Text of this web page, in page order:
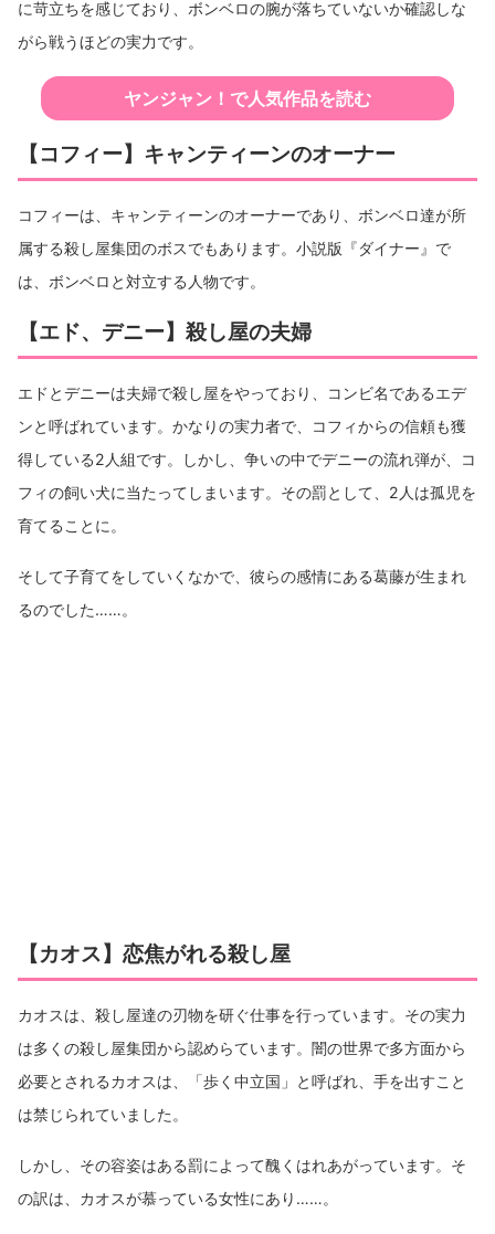
に苛立ちを感じており、ボンベロの腕が落ちていないか確認しな
がら戦うほどの実力です。
ヤンジャン！で人気作品を読む
【コフィー】キャンティーンのオーナー
コフィーは、キャンティーンのオーナーであり、ボンベロ達が所
属する殺し屋集団のボスでもあります。小説版『ダイナー』で
は、ボンベロと対立する人物です。
【エド、デニー】殺し屋の夫婦
エドとデニーは夫婦で殺し屋をやっており、コンビ名であるエデ
ンと呼ばれています。かなりの実力者で、コフィからの信頼も獲
得している2人組です。しかし、争いの中でデニーの流れ弾が、コ
フィの飼い犬に当たってしまいます。その罰として、2人は孤児を
育てることに。
そして子育てをしていくなかで、彼らの感情にある葛藤が生まれ
るのでした……。
【カオス】恋焦がれる殺し屋
カオスは、殺し屋達の刃物を研ぐ仕事を行っています。その実力
は多くの殺し屋集団から認めらています。闇の世界で多方面から
必要とされるカオスは、「歩く中立国」と呼ばれ、手を出すこと
は禁じられていました。
しかし、その容姿はある罰によって醜くはれあがっています。そ
の訳は、カオスが慕っている女性にあり……。